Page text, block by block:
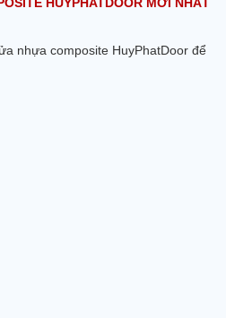
HUYPHATDOOR MỚI NHẤT
nhựa composite HuyPhatDoor để